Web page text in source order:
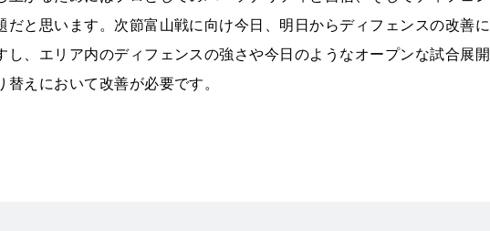
だと思います。次節富山戦に向け今日、明日からディフェンスの改善に
し、エリア内のディフェンスの強さや今日のようなオープンな試合展開
えにおいて改善が必要です。